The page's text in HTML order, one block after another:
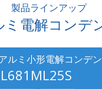
製品ラインアップ
ミ電解コンデ
ルミ小形電解コンデ